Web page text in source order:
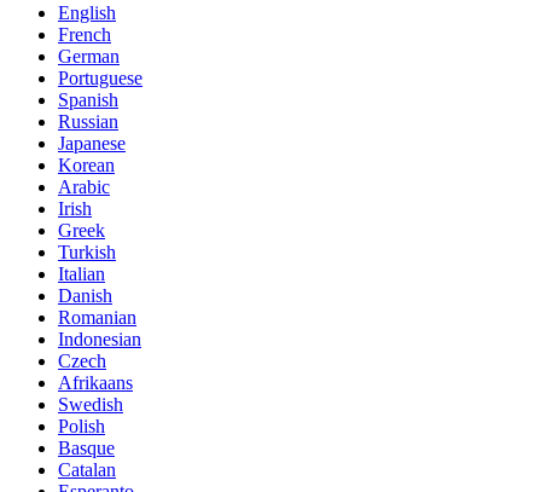
English
French
German
Portuguese
Spanish
Russian
Japanese
Korean
Arabic
Irish
Greek
Turkish
Italian
Danish
Romanian
Indonesian
Czech
Afrikaans
Swedish
Polish
Basque
Catalan